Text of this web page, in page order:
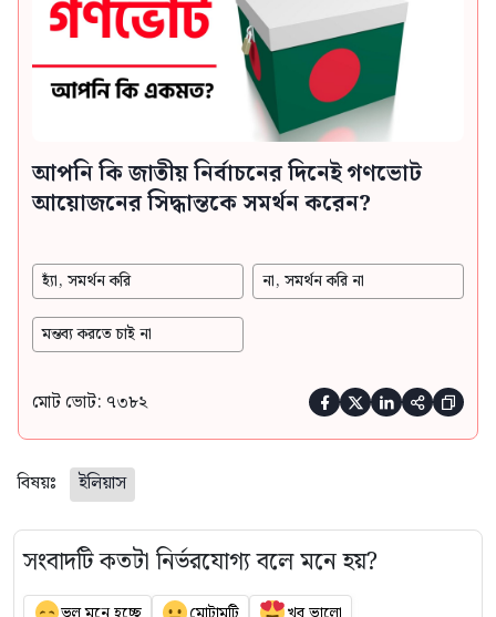
আপনি কি জাতীয় নির্বাচনের দিনেই গণভোট
আয়োজনের সিদ্ধান্তকে সমর্থন করেন?
হ্যাঁ, সমর্থন করি না, সমর্থন করি না
মন্তব্য করতে চাই না
মোট ভোট: ৭৩৮২     
বিষয়ঃ ইলিয়াস
সংবাদটি কতটা নির্ভরযোগ্য বলে মনে হয়?